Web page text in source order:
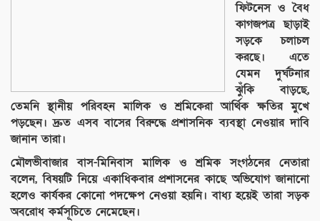
ফিটনেস ও বৈধ
কাগজপত্র ছাড়াই
সড়কে চলাচল
করছে। এতে
যেমন দুর্ঘটনার
ঝুঁকি বাড়ছে,
তেমনি স্থানীয় পরিবহন মালিক ও শ্রমিকেরা আর্থিক ক্ষতির মুখে
পড়ছেন। দ্রুত এসব বাসের বিরুদ্ধে প্রশাসনিক ব্যবস্থা নেওয়ার দাবি
জানান তারা।
মৌলভীবাজার বাস-মিনিবাস মালিক ও শ্রমিক সংগঠনের নেতারা
বলেন, বিষয়টি নিয়ে একাধিকবার প্রশাসনের কাছে অভিযোগ জানানো
হলেও কার্যকর কোনো পদক্ষেপ নেওয়া হয়নি। বাধ্য হয়েই তারা সড়ক
অবরোধ কর্মসূচিতে নেমেছেন।